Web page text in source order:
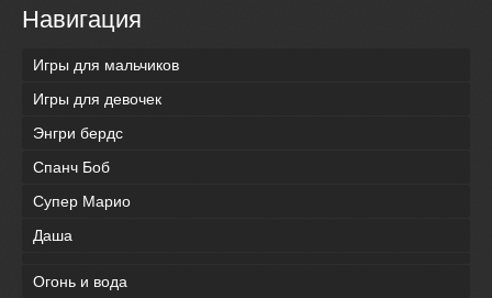
Навигация
Игры для мальчиков
Игры для девочек
Энгри бердс
Спанч Боб
Супер Марио
Даша
Огонь и вода